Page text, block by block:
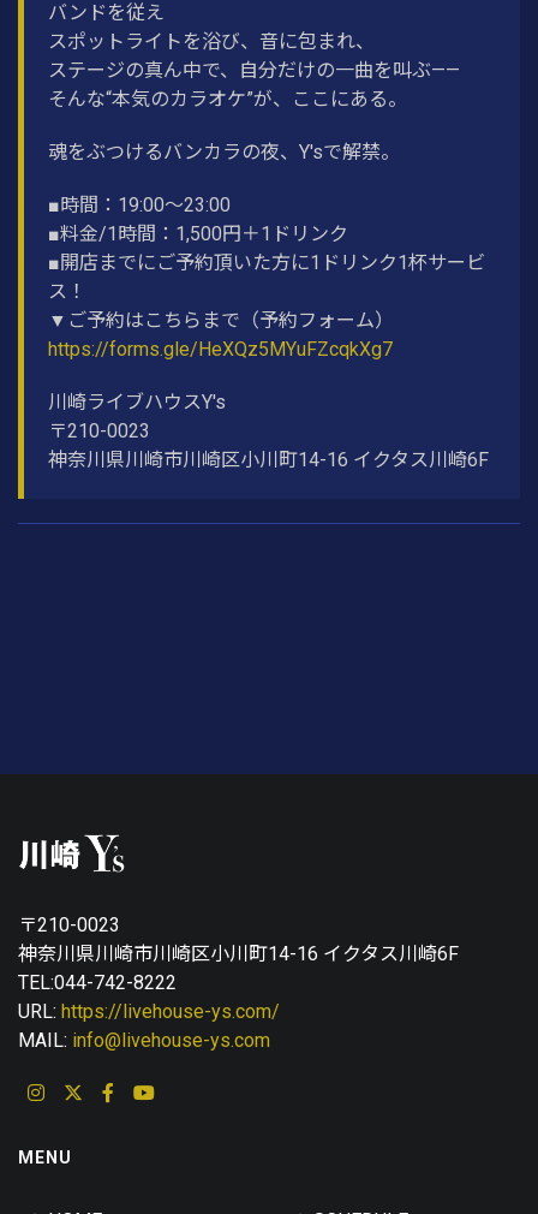
バンドを従え
スポットライトを浴び、音に包まれ、
ステージの真ん中で、自分だけの一曲を叫ぶ——
そんな“本気のカラオケ”が、ここにある。
魂をぶつけるバンカラの夜、Y'sで解禁。
■時間：19:00〜23:00
■料金/1時間：1,500円＋1ドリンク
■開店までにご予約頂いた方に1ドリンク1杯サービ
ス！
▼ご予約はこちらまで（予約フォーム）
https://forms.gle/HeXQz5MYuFZcqkXg7
川崎ライブハウスY's
〒210-0023
神奈川県川崎市川崎区小川町14-16 イクタス川崎6F
〒210-0023
神奈川県川崎市川崎区小川町14-16 イクタス川崎6F
TEL:044-742-8222
URL: https://livehouse-ys.com/
MAIL: info@livehouse-ys.com
MENU